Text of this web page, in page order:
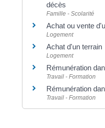
décès
Famille - Scolarité
Achat ou vente
Logement
Achat d'un terrain
Logement
Rémunération
Travail - Formation
Rémunération
Travail - Formation